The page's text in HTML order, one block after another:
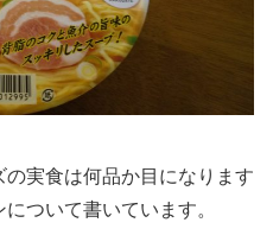
実食は何品か目になります
ついて書いています。